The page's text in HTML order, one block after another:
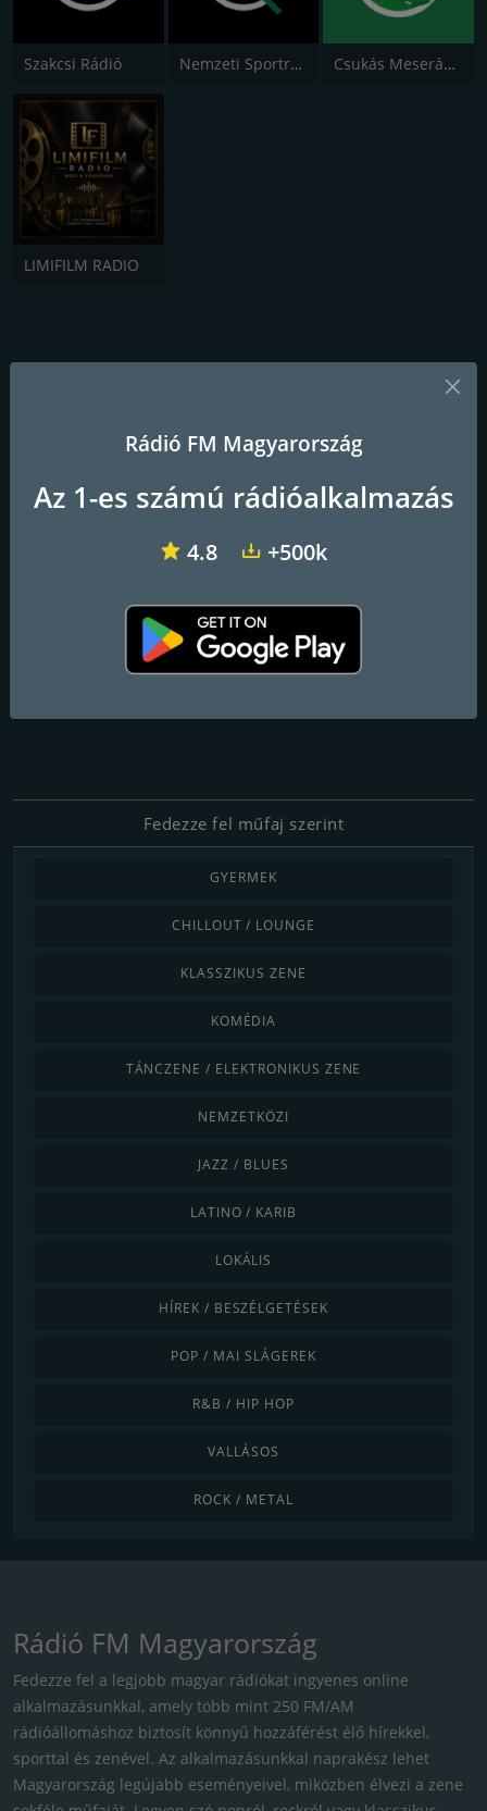
Szakcsi Rádió Nemzeti Sportrádió Csukás Meserádió
LIMIFILM RADIO
Fedezze fel műfaj szerint
GYERMEK
CHILLOUT / LOUNGE
KLASSZIKUS ZENE
KOMÉDIA
TÁNCZENE / ELEKTRONIKUS ZENE
NEMZETKÖZI
JAZZ / BLUES
LATINO / KARIB
LOKÁLIS
HÍREK / BESZÉLGETÉSEK
POP / MAI SLÁGEREK
R&B / HIP HOP
VALLÁSOS
ROCK / METAL
Rádió FM Magyarország
Fedezze fel a legjobb magyar rádiókat ingyenes online
alkalmazásunkkal, amely több mint 250 FM/AM
rádióállomáshoz biztosít könnyű hozzáférést élő hírekkel,
sporttal és zenével. Az alkalmazásunkkal naprakész lehet
Magyarország legújabb eseményeivel, miközben élvezi a zene
Rádió FM Magyarország
Az 1-es számú rádióalkalmazás
4.8 +500k